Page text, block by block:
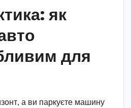
як
для
а ви паркуєте машину